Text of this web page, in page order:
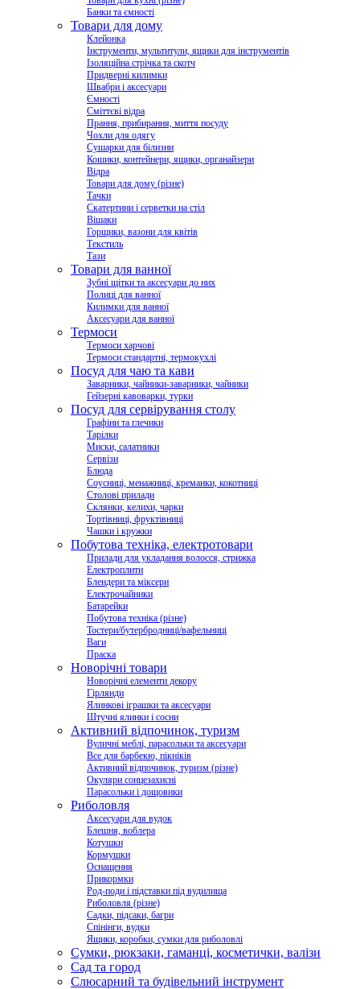
Банки та ємності
Товари для дому
Клейонка
Інструменти, мультитули, ящики для інструментів
Ізоляційна стрічка та скотч
Придверні килимки
Швабри і аксесуари
Ємності
Сміттєві відра
Прання, прибирання, миття посуду
Чохли для одягу
Сушарки для білизни
Кошики, контейнери, ящики, органайзери
Відра
Товари для дому (різне)
Тачки
Скатертини і серветки на стіл
Вішаки
Горщики, вазони для квітів
Текстиль
Тази
Товари для ванної
Зубні щітки та аксесуари до них
Полиці для ванної
Килимки для ванної
Аксесуари для ванної
Термоси
Термоси харчові
Термоси стандартні, термокухлі
Посуд для чаю та кави
Заварники, чайники-заварники, чайники
Гейзерні кавоварки, турки
Посуд для сервірування столу
Графіни та глечики
Тарілки
Миски, салатники
Сервізи
Блюда
Соусниці, менажниці, креманки, кокотниці
Столові прилади
Склянки, келихи, чарки
Тортівниці, фруктівниці
Чашки і кружки
Побутова техніка, електротовари
Прилади для укладання волосся, стрижка
Електроплити
Блендери та міксери
Електрочайники
Батарейки
Побутова техніка (різне)
Тостери/бутербродниці/вафельниці
Ваги
Праска
Новорічні товари
Новорічні елементи декору
Гірлянди
Ялинкові іграшки та аксесуари
Штучні ялинки і сосни
Активний відпочинок, туризм
Вуличні меблі, парасольки та аксесуари
Все для барбекю, пікніків
Активний відпочинок, туризм (різне)
Окуляри сонцезахисні
Парасольки і дощовики
Риболовля
Аксесуари для вудок
Блешня, воблера
Котушки
Кормушки
Оснащення
Прикормки
Род-поди і підставки під вудилища
Риболовля (різне)
Садки, підсаки, багри
Спінінги, вудки
Ящики, коробки, сумки для риболовлі
Сумки, рюкзаки, гаманці, косметички, валізи
Сад та город
Слюсарний та будівельний інструмент